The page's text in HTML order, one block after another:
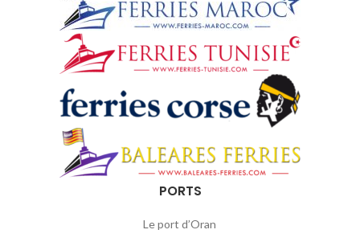
PORTS
Le port d’Oran